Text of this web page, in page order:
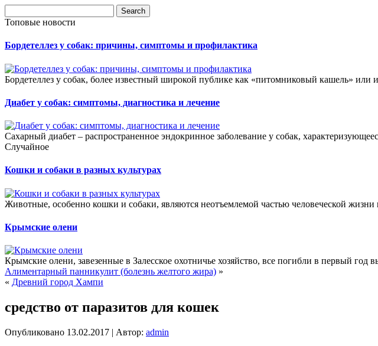
Топовые новости
Бордетеллез у собак: причины, симптомы и профилактика
Бордетеллез у собак, более известный широкой публике как «питомниковый кашель»
Диабет у собак: симптомы, диагностика и лечение
Сахарный диабет – распространенное эндокринное заболевание у собак,
Случайное
Кошки и собаки в разных культурах
Животные, особенно кошки и собаки, являются неотъемлемой частью человеческой
Крымские олени
Крымские олени, завезенные в Залесское охотничье хозяйство, все погибли в первый год
Алиментарный панникулит (болезнь желтого жира) »
« Древний город Хампи
средство от паразитов для кошек
Опубликовано 13.02.2017 | Автор: admin